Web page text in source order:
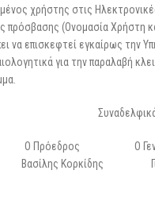
χρήστης στις
πρόσβασης (Ονομασία Χρήστη
να επισκεφτεί εγκαίρως
για την παραλαβή
Ο Πρόεδρος Ο
Βασίλης Κορκίδης